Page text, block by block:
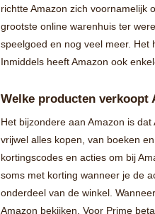
richtte Amazon zich voornamelijk
grootste online warenhuis ter
speelgoed en nog veel meer. Het
Inmiddels heeft Amazon ook
Welke producten verkoopt
Het bijzondere aan Amazon is
vrijwel alles kopen, van boeken
kortingscodes en acties om bij
soms met korting wanneer je de
onderdeel van de winkel.
Amazon bekijken. Voor Prime